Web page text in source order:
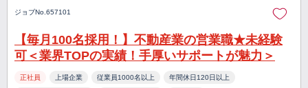
ジョブNo.657101
【毎月100名採用！】不動産業の営業職★未経験
可＜業界TOPの実績！手厚いサポートが魅力＞
正社員 上場企業 従業員1000名以上 年間休日120日以上